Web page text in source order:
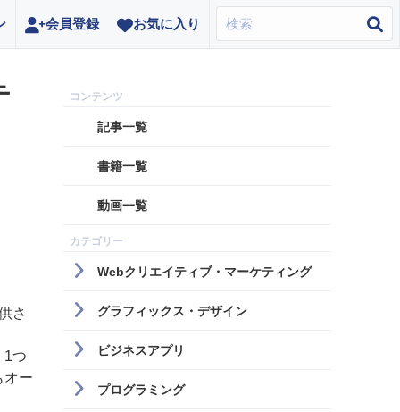
会員登録 お気に入り
さ
1つ
オー
記事一覧
書籍一覧
動画一覧
Webクリエイティブ・マーケティング
グラフィックス・デザイン
ビジネスアプリ
プログラミング